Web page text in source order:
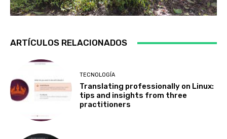
ARTÍCULOS RELACIONADOS
TECNOLOGÍA
Translating professionally on Linux:
tips and insights from three
practitioners